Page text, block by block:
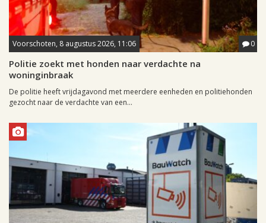
Voorschoten, 8 augustus 2026, 11:06 0
Politie zoekt met honden naar verdachte na
woninginbraak
De politie heeft vrijdagavond met meerdere eenheden en politiehonden
gezocht naar de verdachte van een...